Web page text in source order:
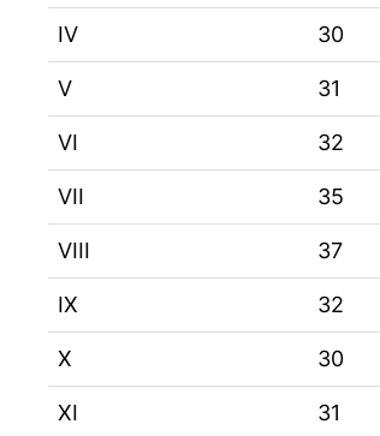
IV 30
V 31
VI 32
VII 35
VIII 37
IX 32
X 30
XI 31